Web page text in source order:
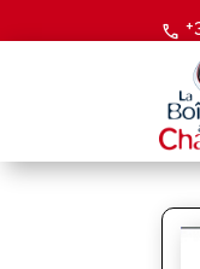
call